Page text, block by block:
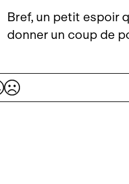
Bref, un petit espoir
donner un coup de